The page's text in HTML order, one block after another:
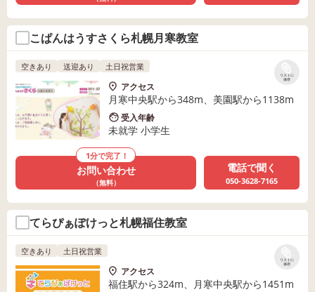
こぱんはうすさくら札幌月寒教室
リストに
保存
空きあり 送迎あり 土日祝営業
アクセス
月寒中央駅から348m、美園駅から1138m
受入年齢
未就学 小学生
1分で完了！
お問い合わせ
（無料）
電話で聞く
050-3628-7165
てらぴぁぽけっと札幌福住教室
リストに
保存
空きあり 土日祝営業
アクセス
福住駅から324m、月寒中央駅から1451m